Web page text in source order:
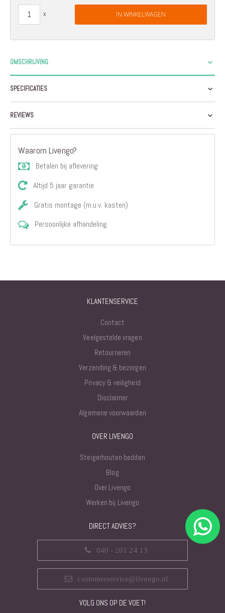
IN WINKELWAGEN
OMSCHRIJVING
SPECIFICATIES
REVIEWS
Waarom Livengo?
Betalen bij aflevering
Altijd 5 jaar garantie
Gratis montage (m.u.v. kasten)
Persoonlijke afhandeling
KLANTENSERVICE
Contact
Veelgestelde vragen
Retourneren
Verzending & bezorgen
Privacy & veiligheid
Disclaimer
Algemene voorwaarden
OVER LIVENGO
Steigerhouten bedden
Blog
Over Livengo
Werken bij Livengo
DIRECT ADVIES?
040 - 201 24 13
customerservice@livengo.nl
VOLG ONS OP DE VOET!